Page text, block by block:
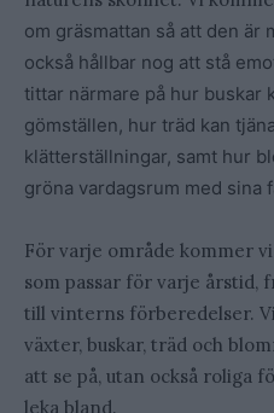
om gräsmattan så att den är
också hållbar nog att stå
tittar närmare på hur buskar
gömställen, hur träd kan
klätterställningar, samt hur
gröna vardagsrum med sina
För varje område kommer
som passar för varje årstid,
till vinterns förberedelser.
växter, buskar, träd och
att se på, utan också roliga
leka bland.